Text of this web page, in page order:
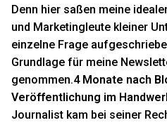
Denn hier saßen meine
und Marketingleute kleiner
einzelne Frage
Grundlage für meine
genommen.4 Monate nach
Veröffentlichung im
Journalist kam bei seiner